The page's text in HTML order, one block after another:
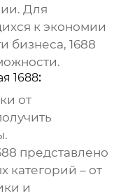
Для
кэкономии
бизнеса,1688
1688:
от
представлено
категорий – от
и